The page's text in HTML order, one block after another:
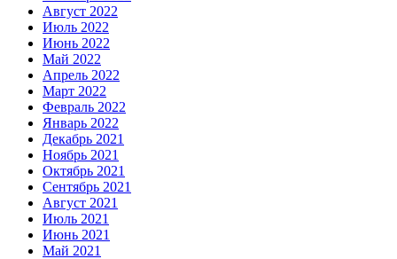
Август 2022
Июль 2022
Июнь 2022
Май 2022
Апрель 2022
Март 2022
Февраль 2022
Январь 2022
Декабрь 2021
Ноябрь 2021
Октябрь 2021
Сентябрь 2021
Август 2021
Июль 2021
Июнь 2021
Май 2021